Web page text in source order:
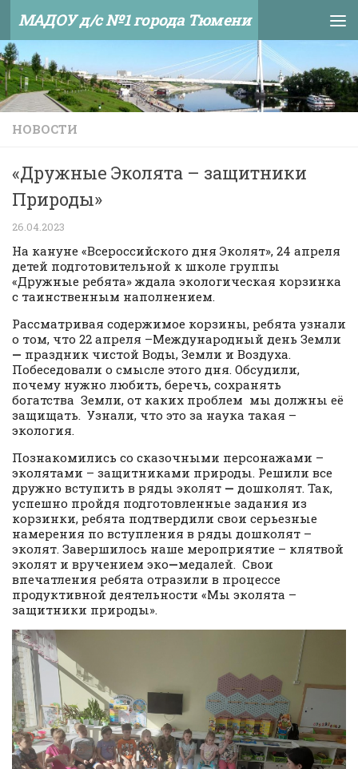
Skip to content
МАДОУ д/с №1 города Тюмени
НОВОСТИ
«Дружные Эколята – защитники
Природы»
26.04.2023
На кануне «Всероссийского дня Эколят», 24 апреля
детей подготовительной к школе группы
«Дружные ребята» ждала экологическая корзинка
с таинственным наполнением.
Рассматривая содержимое корзины, ребята узнали
о том, что 22 апреля –Международный день Земли
— праздник чистой Воды, Земли и Воздуха.
Побеседовали о смысле этого дня. Обсудили,
почему нужно любить, беречь, сохранять
богатства Земли, от каких проблем мы должны её
защищать. Узнали, что это за наука такая –
экология.
Познакомились со сказочными персонажами –
эколятами – защитниками природы. Решили все
дружно вступить в ряды эколят — дошколят. Так,
успешно пройдя подготовленные задания из
корзинки, ребята подтвердили свои серьезные
намерения по вступления в ряды дошколят –
эколят. Завершилось наше мероприятие – клятвой
эколят и вручением эко—медалей. Свои
впечатления ребята отразили в процессе
продуктивной деятельности «Мы эколята –
защитники природы».